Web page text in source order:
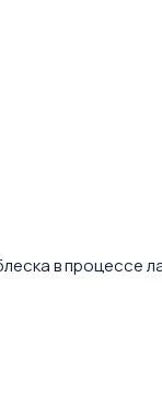
в процессе